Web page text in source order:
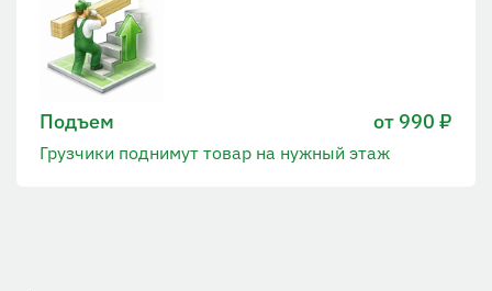
Подъем от 990 ₽
Грузчики поднимут товар на нужный этаж